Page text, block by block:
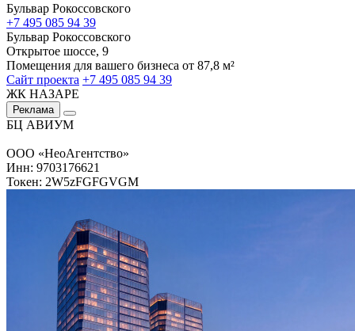
Бульвар Рокоссовского
+7 495 085 94 39
Бульвар Рокоссовского
Открытое шоссе, 9
Помещения для вашего бизнеса от 87,8 м²
Сайт проекта +7 495 085 94 39
ЖК НАЗАРЕ
Реклама
БЦ АВИУМ
ООО «НеоАгентство»
Инн: 9703176621
Токен: 2W5zFGFGVGM